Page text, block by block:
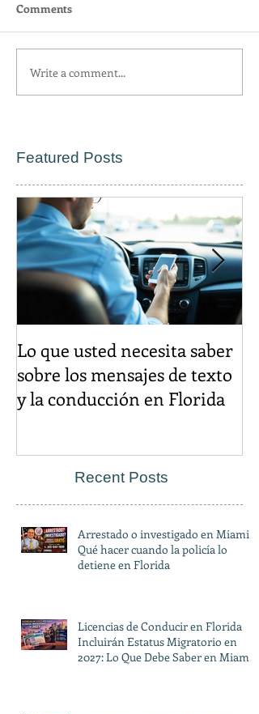
Comments
Write a comment...
Featured Posts
Lo que usted necesita saber
sobre los mensajes de texto
y la conducción en Florida
Recent Posts
Arrestado o investigado en Miami?
Qué hacer cuando la policía lo
detiene en Florida
Licencias de Conducir en Florida
Incluirán Estatus Migratorio en
2027: Lo Que Debe Saber en Miami